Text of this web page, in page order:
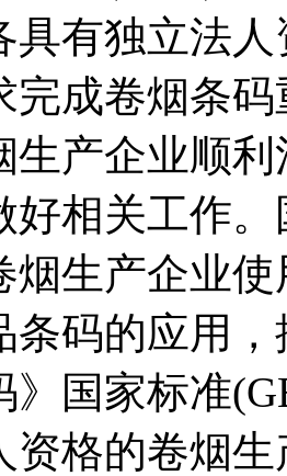
具有独立法
完成卷烟条
生产企业顺
好相关工作
烟生产企业
条码的应用
》国家标准
资格的卷烟